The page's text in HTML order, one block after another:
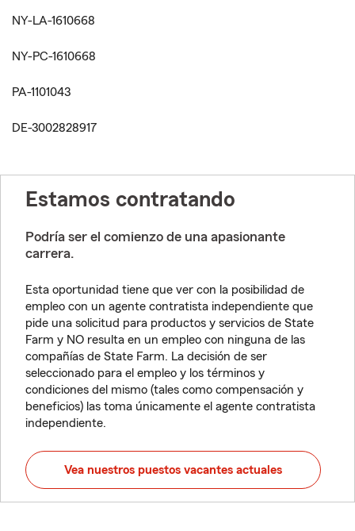
NY-LA-1610668
NY-PC-1610668
PA-1101043
DE-3002828917
Estamos contratando
Podría ser el comienzo de una apasionante
carrera.
Esta oportunidad tiene que ver con la posibilidad de
empleo con un agente contratista independiente que
pide una solicitud para productos y servicios de State
Farm y NO resulta en un empleo con ninguna de las
compañías de State Farm. La decisión de ser
seleccionado para el empleo y los términos y
condiciones del mismo (tales como compensación y
beneficios) las toma únicamente el agente contratista
independiente.
Vea nuestros puestos vacantes actuales